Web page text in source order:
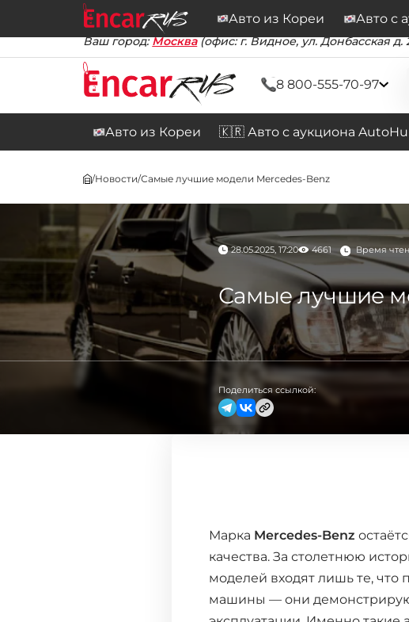
Ваш город:Москва (офис: г. Видное, ул. Донбасская д.
8 800-555-70-97
Авто из Кореи 🇰🇷 Авто с аукциона
Авто из Кореи Авто с
/Новости/Самые лучшие модели Mercedes-Benz
28.05.2025, 17:20 4661 Время
Самые лучшие
Поделиться ссылкой:
Марка Mercedes-Benz
качества. За столетнюю
моделей входят лишь те, что
машины — они